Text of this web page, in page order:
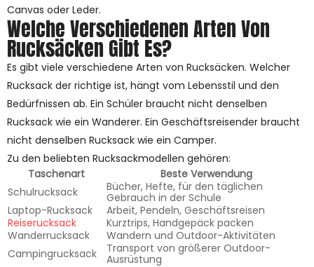
Canvas oder Leder.
Welche Verschiedenen Arten Von
Rucksäcken Gibt Es?
Es gibt viele verschiedene Arten von Rucksäcken. Welcher
Rucksack der richtige ist, hängt vom Lebensstil und den
Bedürfnissen ab. Ein Schüler braucht nicht denselben
Rucksack wie ein Wanderer. Ein Geschäftsreisender braucht
nicht denselben Rucksack wie ein Camper.
Zu den beliebten Rucksackmodellen gehören:
Taschenart
Beste Verwendung
Schulrucksack
Bücher, Hefte, für den täglichen
Gebrauch in der Schule
Laptop-Rucksack
Arbeit, Pendeln, Geschäftsreisen
Reiserucksack
Kurztrips, Handgepäck packen
Wanderrucksack
Wandern und Outdoor-Aktivitäten
Campingrucksack
Transport von größerer Outdoor-
Ausrüstung